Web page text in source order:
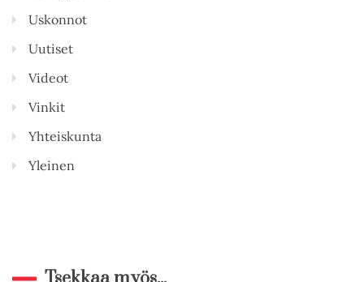
Uskonnot
Uutiset
Videot
Vinkit
Yhteiskunta
Yleinen